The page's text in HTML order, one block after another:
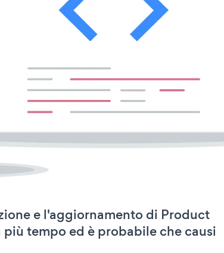
e l'aggiornamento di Product
tempo ed è probabile che causi